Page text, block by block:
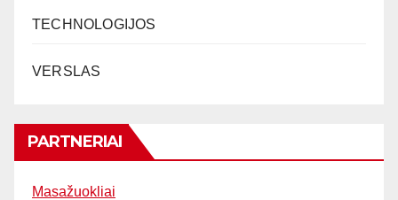
TECHNOLOGIJOS
VERSLAS
PARTNERIAI
Masažuokliai